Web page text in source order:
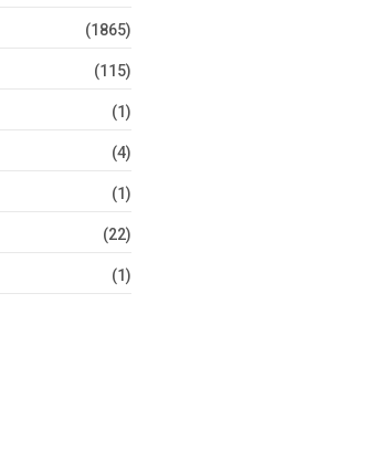
(1865)
(115)
(1)
(4)
(1)
(22)
(1)